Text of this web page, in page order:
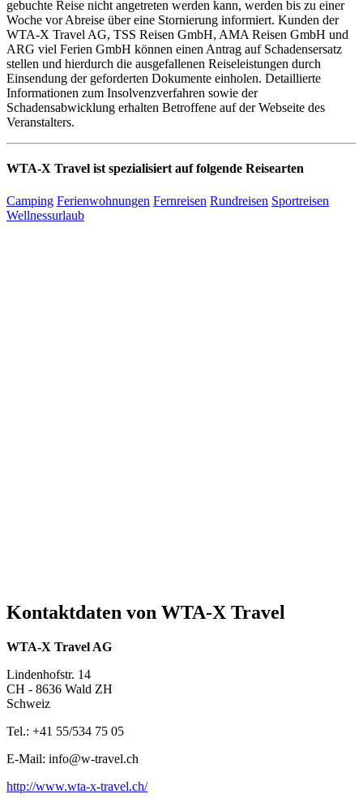
gebuchte Reise nicht angetreten werden kann, werden bis zu einer
Woche vor Abreise über eine Stornierung informiert. Kunden der
WTA-X Travel AG, TSS Reisen GmbH, AMA Reisen GmbH und
ARG viel Ferien GmbH können einen Antrag auf Schadensersatz
stellen und hierdurch die ausgefallenen Reiseleistungen durch
Einsendung der geforderten Dokumente einholen. Detaillierte
Informationen zum Insolvenzverfahren sowie der
Schadensabwicklung erhalten Betroffene auf der Webseite des
Veranstalters.
WTA-X Travel ist spezialisiert auf folgende Reisearten
Camping Ferienwohnungen Fernreisen Rundreisen Sportreisen
Wellnessurlaub
Kontaktdaten von WTA-X Travel
WTA-X Travel AG
Lindenhofstr. 14
CH - 8636 Wald ZH
Schweiz
Tel.: +41 55/534 75 05
E-Mail: info@w-travel.ch
http://www.wta-x-travel.ch/